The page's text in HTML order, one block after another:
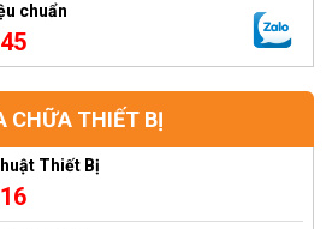
chuẩn
CHỮA THIẾT BỊ
Thiết Bị